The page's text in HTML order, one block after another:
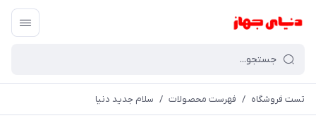
تست فروشگاه / فهرست محصولات / سلام جدید دنیا